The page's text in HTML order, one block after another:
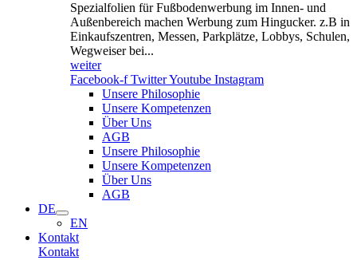
Spezialfolien für Fußbodenwerbung im Innen- und
Außenbereich machen Werbung zum Hingucker. z.B in
Einkaufszentren, Messen, Parkplätze, Lobbys, Schulen,
Wegweiser bei...
weiter
Facebook-f TwitterYoutube Instagram
Unsere Philosophie
Unsere Kompetenzen
Über Uns
AGB
Unsere Philosophie
Unsere Kompetenzen
Über Uns
AGB
DE
EN
Kontakt
Kontakt